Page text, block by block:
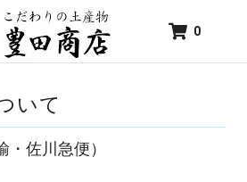
0
いて
佐川急便）